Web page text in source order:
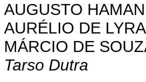
AUGUSTO
AURÉLIO DE
MÁRCIO DE
Tarso Dutra